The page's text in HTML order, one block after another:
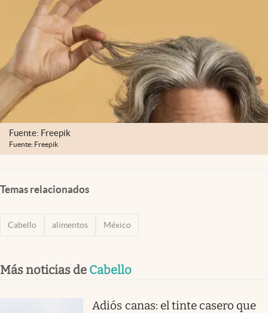
abre en nueva pestaña
México
Fuente: Freepik
Fuente: Freepik
Temas relacionados
Cabello alimentos México
Más noticias de Cabello
Adiós canas: el tinte casero que